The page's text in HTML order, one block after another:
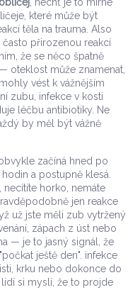
které může být
těla na trauma . Also
často přirozenou reakcí
že se něco špatně
oteklost může znamenat,
vést k vážnějším
zubu infekce v kosti
léčbu antibiotiky . Ne
by měl být vážně
začíná hned po
a postupně klesá.
necítíte horko, nemáte
jen reakce
už jste měli zub vytržený
zápach z úst nebo
— je to jasný signál, že
ještě den". infekce
krku nebo dokonce do
lidí si myslí, že to projde